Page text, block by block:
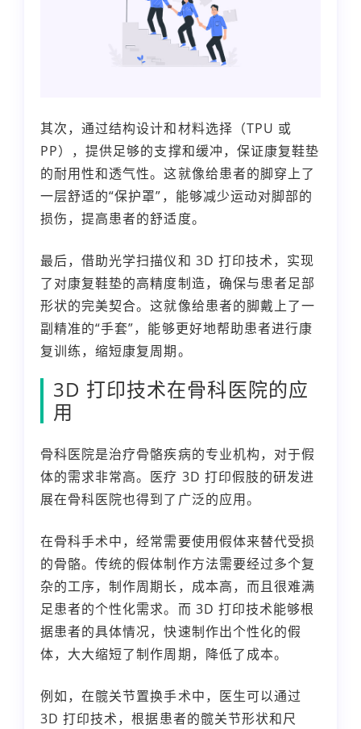
其次，通过结构设计和材料选择（TPU 或
PP），提供足够的支撑和缓冲，保证康复鞋垫
的耐用性和透气性。这就像给患者的脚穿上了
一层舒适的“保护罩”，能够减少运动对脚部的
损伤，提高患者的舒适度。
最后，借助光学扫描仪和 3D 打印技术，实现
了对康复鞋垫的高精度制造，确保与患者足部
形状的完美契合。这就像给患者的脚戴上了一
副精准的“手套”，能够更好地帮助患者进行康
复训练，缩短康复周期。
3D 打印技术在骨科医院的应
用
骨科医院是治疗骨骼疾病的专业机构，对于假
体的需求非常高。医疗 3D 打印假肢的研发进
展在骨科医院也得到了广泛的应用。
在骨科手术中，经常需要使用假体来替代受损
的骨骼。传统的假体制作方法需要经过多个复
杂的工序，制作周期长，成本高，而且很难满
足患者的个性化需求。而 3D 打印技术能够根
据患者的具体情况，快速制作出个性化的假
体，大大缩短了制作周期，降低了成本。
例如，在髋关节置换手术中，医生可以通过
3D 打印技术，根据患者的髋关节形状和尺